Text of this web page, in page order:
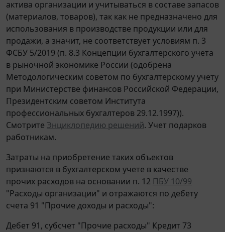
актива организации и учитываться в составе запасов
(материалов, товаров), так как не предназначено для
использования в производстве продукции или для
продажи, а значит, не соответствует условиям п. 3
ФСБУ 5/2019 (п. 8.3 Концепции бухгалтерского учета
в рыночной экономике России (одобрена
Методологическим советом по бухгалтерскому учету
при Министерстве финансов Российской Федерации,
Президентским советом Института
профессиональных бухгалтеров 29.12.1997)).
Смотрите Энциклопедию решений. Учет подарков
работникам.
Затраты на приобретение таких объектов
признаются в бухгалтерском учете в качестве
прочих расходов на основании п. 12 ПБУ 10/99
"Расходы организации" и отражаются по дебету
счета 91 "Прочие доходы и расходы":
Дебет 91, субсчет "Прочие расходы" Кредит 73